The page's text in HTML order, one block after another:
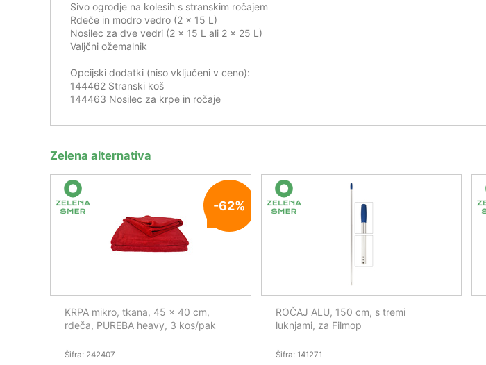
Sivo ogrodje na kolesih s stranskim ročajem
Rdeče in modro vedro (2 x 15 L)
Nosilec za dve vedri (2 x 15 L ali 2 x 25 L)
Valjčni ožemalnik
Opcijski dodatki (niso vključeni v ceno):
144462 Stranski koš
144463 Nosilec za krpe in ročaje
Zelena alternativa
-62%
KRPA mikro, tkana, 45 x 40 cm,
rdeča, PUREBA heavy, 3 kos/pak
Šifra: 242407
ROČAJ ALU, 150 cm, s tremi
luknjami, za Filmop
Šifra: 141271